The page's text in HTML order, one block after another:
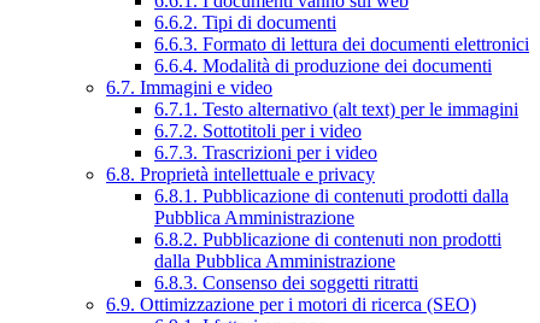
6.6.2. Tipi di documenti
6.6.3. Formato di lettura dei documenti elettronici
6.6.4. Modalità di produzione dei documenti
6.7. Immagini e video
6.7.1. Testo alternativo (alt text) per le immagini
6.7.2. Sottotitoli per i video
6.7.3. Trascrizioni per i video
6.8. Proprietà intellettuale e privacy
6.8.1. Pubblicazione di contenuti prodotti dalla
Pubblica Amministrazione
6.8.2. Pubblicazione di contenuti non prodotti
dalla Pubblica Amministrazione
6.8.3. Consenso dei soggetti ritratti
6.9. Ottimizzazione per i motori di ricerca (SEO)